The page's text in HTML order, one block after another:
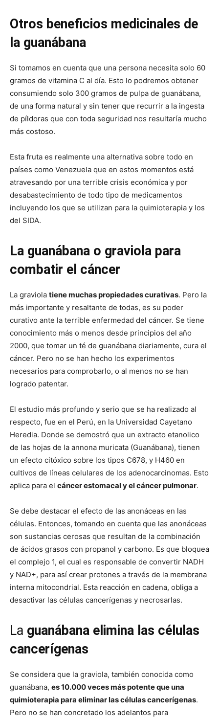
Otros beneficios medicinales de
la guanábana
Si tomamos en cuenta que una persona necesita solo 60
gramos de vitamina C al día. Esto lo podremos obtener
consumiendo solo 300 gramos de pulpa de guanábana,
de una forma natural y sin tener que recurrir a la ingesta
de píldoras que con toda seguridad nos resultaría mucho
más costoso.
Esta fruta es realmente una alternativa sobre todo en
países como Venezuela que en estos momentos está
atravesando por una terrible crisis económica y por
desabastecimiento de todo tipo de medicamentos
incluyendo los que se utilizan para la quimioterapia y los
del SIDA.
La guanábana o graviola para
combatir el cáncer
La graviola tiene muchas propiedades curativas. Pero la
más importante y resaltante de todas, es su poder
curativo ante la terrible enfermedad del cáncer. Se tiene
conocimiento más o menos desde principios del año
2000, que tomar un té de guanábana diariamente, cura el
cáncer. Pero no se han hecho los experimentos
necesarios para comprobarlo, o al menos no se han
logrado patentar.
El estudio más profundo y serio que se ha realizado al
respecto, fue en el Perú, en la Universidad Cayetano
Heredia. Donde se demostró que un extracto etanolico
de las hojas de la annona muricata (Guanábana), tienen
un efecto citóxico sobre los tipos C678, y H460 en
cultivos de líneas celulares de los adenocarcinomas. Esto
aplica para el cáncer estomacal y el cáncer pulmonar.
Se debe destacar el efecto de las anonáceas en las
células. Entonces, tomando en cuenta que las anonáceas
son sustancias cerosas que resultan de la combinación
de ácidos grasos con propanol y carbono. Es que bloquea
el complejo 1, el cual es responsable de convertir NADH
y NAD+, para así crear protones a través de la membrana
interna mitocondrial. Esta reacción en cadena, obliga a
desactivar las células cancerígenas y necrosarlas.
La guanábana elimina las células
cancerígenas
Se considera que la graviola, también conocida como
guanábana, es 10.000 veces más potente que una
quimioterapia para eliminar las células cancerígenas.
Pero no se han concretado los adelantos para